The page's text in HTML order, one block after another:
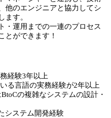
他のエンジニアと協力してシ
ます。
・運用までの一連のプロセス
とができます！
経験3年以上
る言語の実務経験が2年以上
の複雑なシステムの設計・
システム開発経験